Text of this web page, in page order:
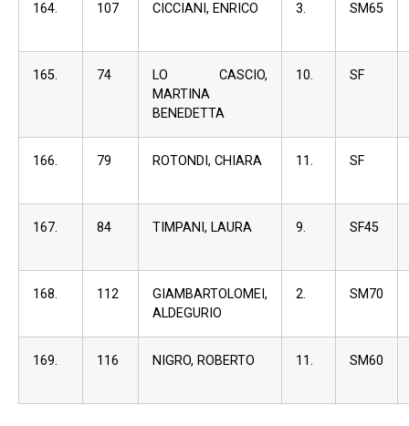
164. 107 CICCIANI, ENRICO 3. SM65
165. 74
LO CASCIO,
MARTINA
BENEDETTA
10. SF
166. 79 ROTONDI, CHIARA 11. SF
167. 84 TIMPANI, LAURA 9. SF45
168. 112
GIAMBARTOLOMEI,
ALDEGURIO
2. SM70
169. 116 NIGRO, ROBERTO 11. SM60